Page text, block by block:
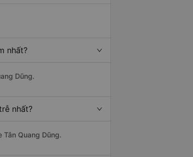
nhất?
Dũng.
nhất?
Quang Dũng.